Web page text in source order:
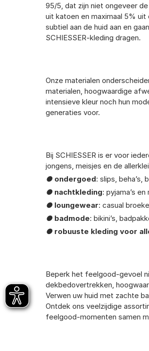
95/5, dat zijn niet ongeveer
uit katoen en maximaal 5%
subtiel aan de huid aan en
SCHIESSER-kleding dragen.
Onze materialen
materialen, hoogwaardige
intensieve kleur noch hun
generaties voor.
Bij SCHIESSER is er voor
jongens, meisjes en de
● ondergoed: slips,
● nachtkleding: pyjama’s
● loungewear: casual
● badmode: bikini’s,
● robuuste kleding voor
Beperk het feelgood-gevoel
dekbedovertrekken,
Verwen uw huid met zachte
Ontdek ons veelzijdige
feelgood-momenten samen